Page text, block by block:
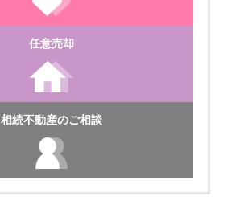
任意売却
相続不動産のご相談